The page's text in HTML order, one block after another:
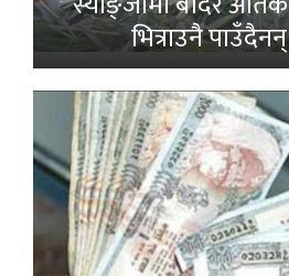
भित्राउनै